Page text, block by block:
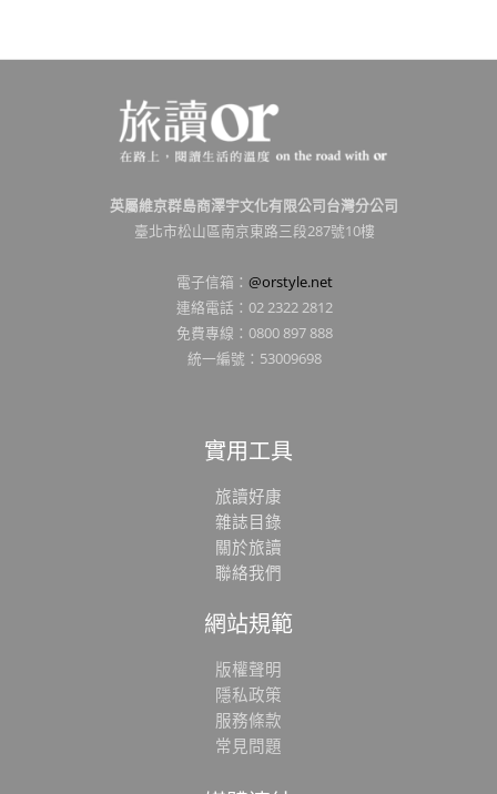
英屬維京群島商澤宇文化有限公司台灣分公司
臺北市松山區南京東路三段287號10樓
電子信箱： @orstyle.net
連絡電話：02 2322 2812
免費專線：0800 897 888
統一編號：53009698
實用工具
旅讀好康
雜誌目錄
關於旅讀
聯絡我們
網站規範
版權聲明
隱私政策
服務條款
常見問題